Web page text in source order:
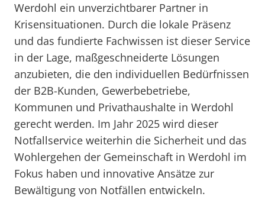
Werdohl ein unverzichtbarer Partner in
Krisensituationen. Durch die lokale Präsenz
und das fundierte Fachwissen ist dieser Service
in der Lage, maßgeschneiderte Lösungen
anzubieten, die den individuellen Bedürfnissen
der B2B-Kunden, Gewerbebetriebe,
Kommunen und Privathaushalte in Werdohl
gerecht werden. Im Jahr 2025 wird dieser
Notfallservice weiterhin die Sicherheit und das
Wohlergehen der Gemeinschaft in Werdohl im
Fokus haben und innovative Ansätze zur
Bewältigung von Notfällen entwickeln.